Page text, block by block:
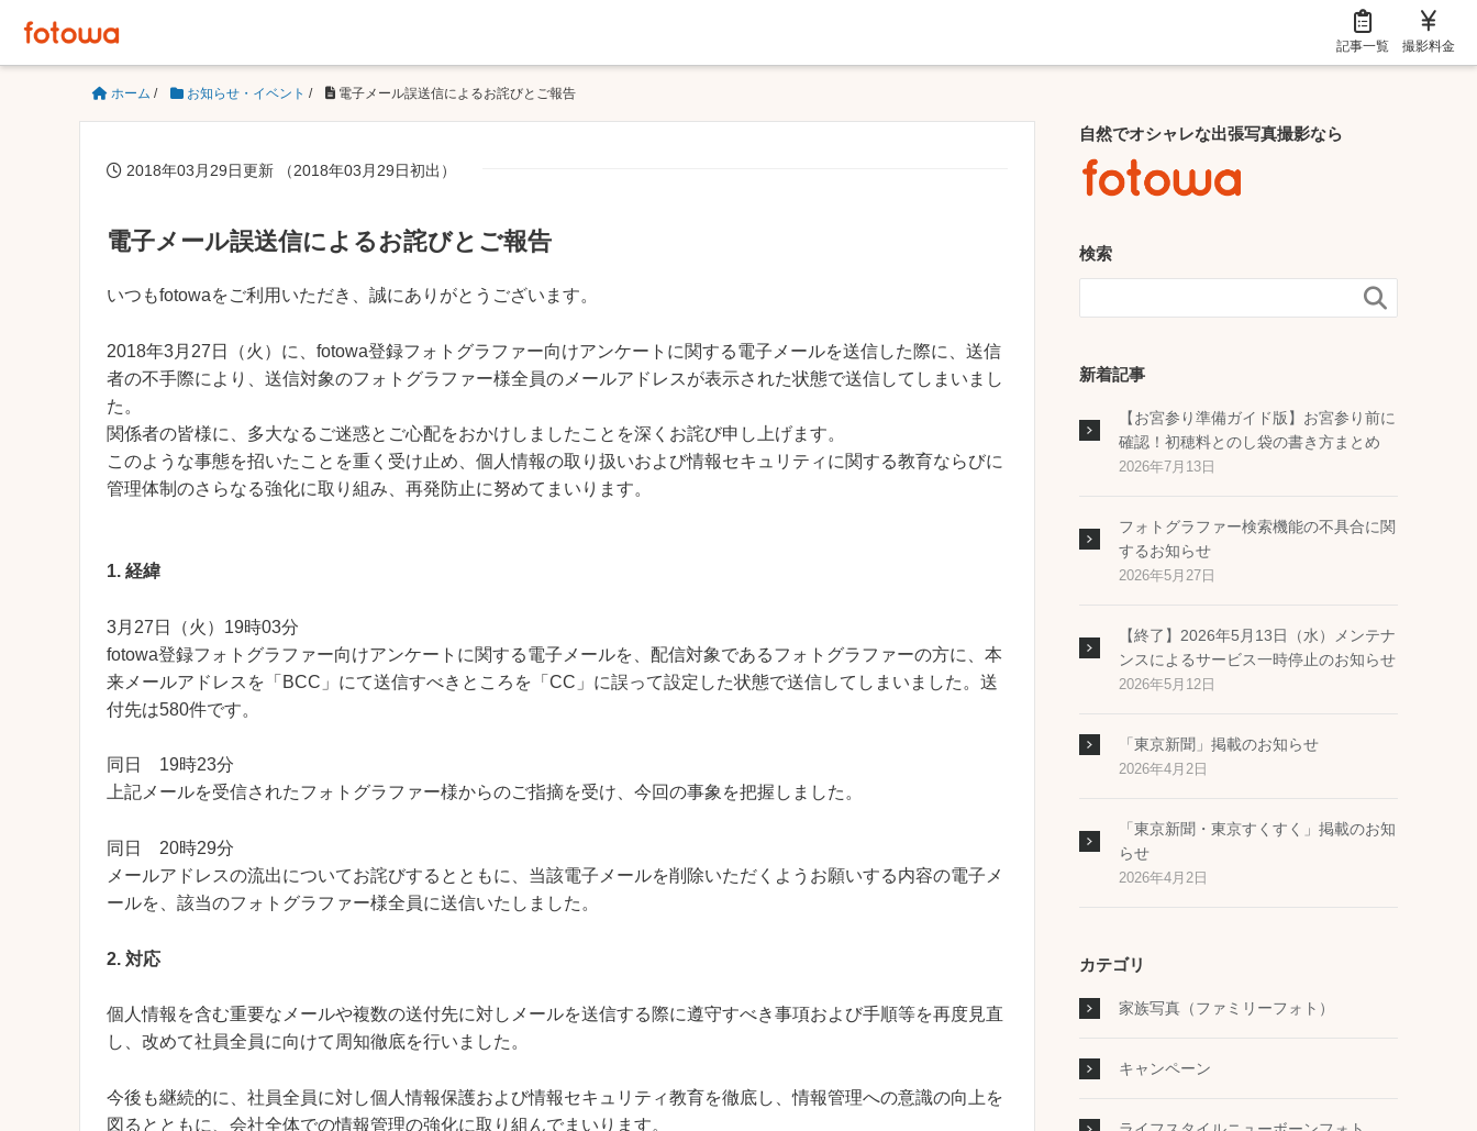
記事一覧 撮影料金
ホーム / お知らせ・イベント / 電子メール誤送信によるお詫びとご報告
2018年03月29日更新 （2018年03月29日初出）
電子メール誤送信によるお詫びとご報告
いつもfotowaをご利用いただき、誠にありがとうございます。
2018年3月27日（火）に、fotowa登録フォトグラファー向けアンケートに関する電子メールを送信した際に、送信
者の不手際により、送信対象のフォトグラファー様全員のメールアドレスが表示された状態で送信してしまいまし
た。
関係者の皆様に、多大なるご迷惑とご心配をおかけしましたことを深くお詫び申し上げます。
このような事態を招いたことを重く受け止め、個人情報の取り扱いおよび情報セキュリティに関する教育ならびに
管理体制のさらなる強化に取り組み、再発防止に努めてまいります。
1. 経緯
3月27日（火）19時03分
fotowa登録フォトグラファー向けアンケートに関する電子メールを、配信対象であるフォトグラファーの方に、本
来メールアドレスを「BCC」にて送信すべきところを「CC」に誤って設定した状態で送信してしまいました。送
付先は580件です。
同日 19時23分
上記メールを受信されたフォトグラファー様からのご指摘を受け、今回の事象を把握しました。
同日 20時29分
メールアドレスの流出についてお詫びするとともに、当該電子メールを削除いただくようお願いする内容の電子メ
ールを、該当のフォトグラファー様全員に送信いたしました。
2. 対応
個人情報を含む重要なメールや複数の送付先に対しメールを送信する際に遵守すべき事項および手順等を再度見直
し、改めて社員全員に向けて周知徹底を行いました。
今後も継続的に、社員全員に対し個人情報保護および情報セキュリティ教育を徹底し、情報管理への意識の向上を
図るとともに、会社全体での情報管理の強化に取り組んでまいります。
自然でオシャレな出張写真撮影なら
検索

新着記事
【お宮参り準備ガイド版】お宮参り前に
確認！初穂料とのし袋の書き方まとめ
2026年7月13日
フォトグラファー検索機能の不具合に関
するお知らせ
2026年5月27日
【終了】2026年5月13日（水）メンテナ
ンスによるサービス一時停止のお知らせ
2026年5月12日
「東京新聞」掲載のお知らせ
2026年4月2日
「東京新聞・東京すくすく」掲載のお知
らせ
2026年4月2日
カテゴリ
家族写真（ファミリーフォト）
キャンペーン